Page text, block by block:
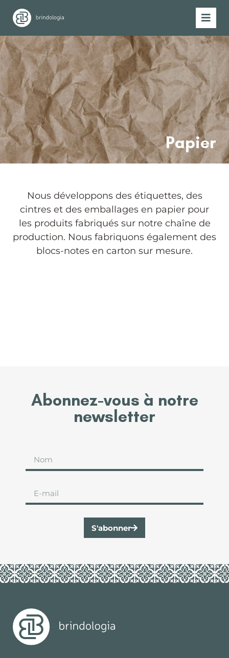
Papier
Nous développons des étiquettes, des
cintres et des emballages en papier pour
les produits fabriqués sur notre chaîne de
production. Nous fabriquons également des
blocs-notes en carton sur mesure.
Abonnez-vous à notre
newsletter
S'abonner